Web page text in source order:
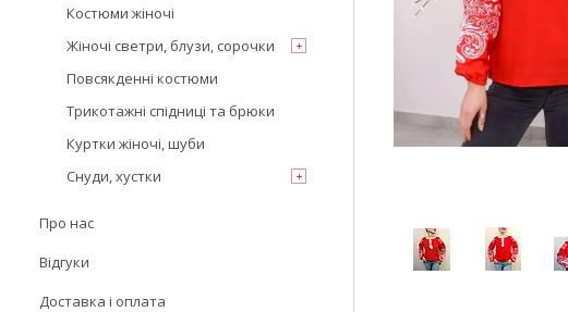
Костюми жіночі
Жіночі светри, блузи, сорочки
Повсякденні костюми
Трикотажні спідниці та брюки
Куртки жіночі, шуби
Снуди, хустки
Про нас
Відгуки
Доставка і оплата